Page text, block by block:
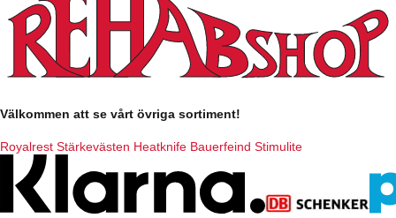
Välkommen att se vårt övriga sortiment!
Royalrest Stärkevästen Heatknife Bauerfeind Stimulite